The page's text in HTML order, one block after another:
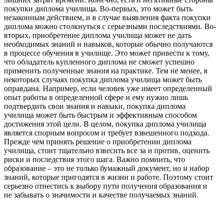
покупки диплома училища. Во-первых, это может быть
незаконным действием, и в случае выявления факта покупки
диплома можно столкнуться с серьезными последствиями. Во-
вторых, приобретение диплома училища может не дать
необходимых знаний и навыков, которые обычно получаются
в процессе обучения в училище. Это может привести к тому,
что обладатель купленного диплома не сможет успешно
применить полученные знания на практике. Тем не менее, в
некоторых случаях покупка диплома училища может быть
оправдана. Например, если человек уже имеет определенный
опыт работы в определенной сфере и ему нужно лишь
подтвердить свои знания и навыки, покупка диплома
училища может быть быстрым и эффективным способом
достижения этой цели. В целом, покупка диплома училища
является спорным вопросом и требует взвешенного подхода.
Прежде чем принять решение о приобретении диплома
училища, стоит тщательно взвесить все за и против, оценить
риски и последствия этого шага. Важно помнить, что
образование – это не только бумажный документ, но и набор
знаний, которые пригодятся в жизни и работе. Поэтому стоит
серьезно отнестись к выбору пути получения образования и
не забывать о значимости и качестве получаемых знаний.